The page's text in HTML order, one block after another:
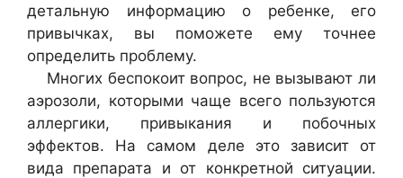
детальную информацию о ребенке, его
привычках, вы поможете ему точнее
определить проблему.
Многих беспокоит вопрос, не вызывают ли
аэрозоли, которыми чаще всего пользуются
аллергики, привыкания и побочных
эффектов. На самом деле это зависит от
вида препарата и от конкретной ситуации.